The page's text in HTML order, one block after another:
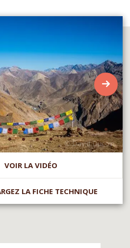
VOIR LA VIDÉO
LA FICHE TECHNIQUE